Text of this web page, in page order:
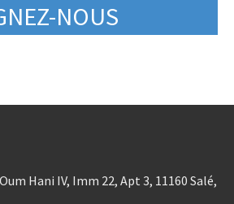
NOUS
Hani IV, Imm 22, Apt 3, 11160 Salé,